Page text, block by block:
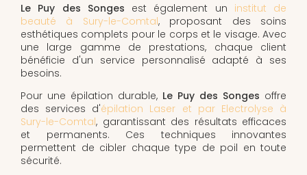
Le Puy des Songes est également un institut de
beauté à Sury-le-Comtal, proposant des soins
esthétiques complets pour le corps et le visage. Avec
une large gamme de prestations, chaque client
bénéficie d'un service personnalisé adapté à ses
besoins.
Pour une épilation durable, Le Puy des Songes offre
des services d'épilation Laser et par Electrolyse à
Sury-le-Comtal, garantissant des résultats efficaces
et permanents. Ces techniques innovantes
permettent de cibler chaque type de poil en toute
sécurité.